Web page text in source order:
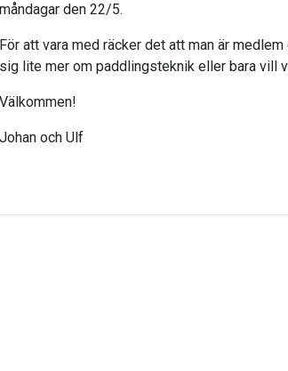
måndagar den 22/5.
För att vara med räcker det att man är
sig lite mer om paddlingsteknik eller bara vill
Välkommen!
Johan och Ulf